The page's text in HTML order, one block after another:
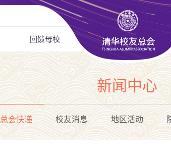
回馈母校
新闻中心
总会快递 校友消息 地区活动